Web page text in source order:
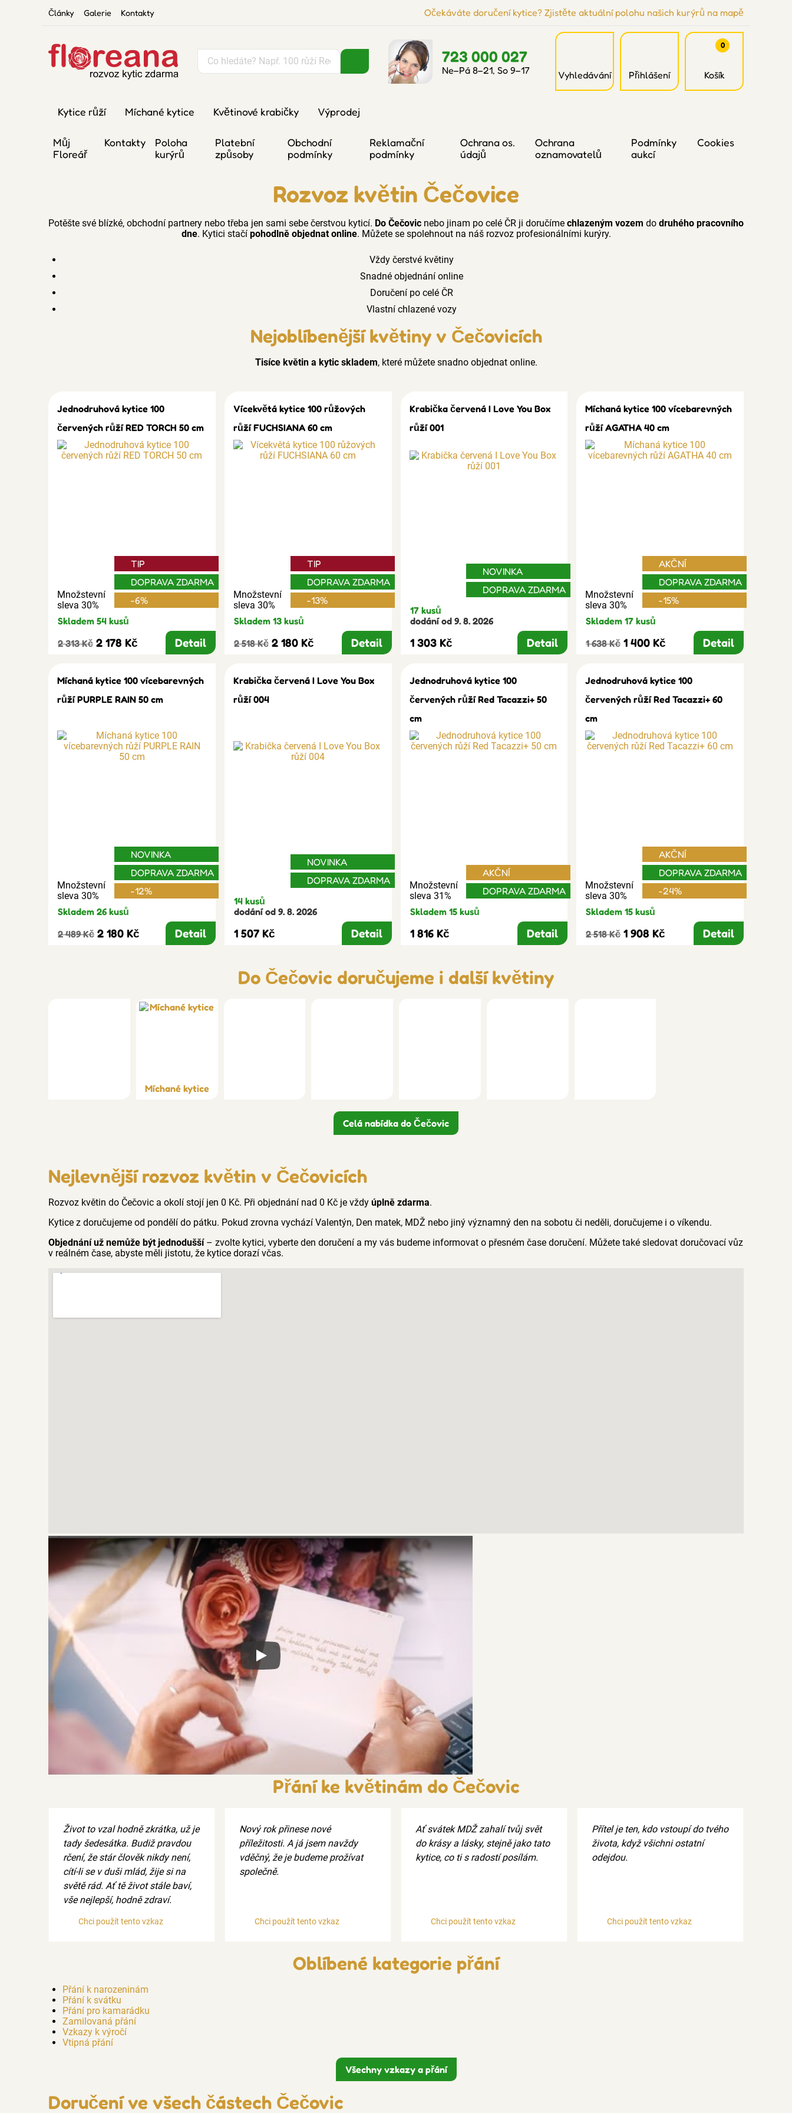
Články Galerie Kontakty Očekáváte doručení kytice? Zjistěte aktuální polohu našich kurýrů na mapě
723 000 027
Ne–Pá 8–21, So 9–17 Vyhledávání Přihlášení
0
Košík
Kytice růží Míchané kytice Květinové krabičky Výprodej
Můj
Floreář
Kontakty
Poloha
kurýrů
Platební
způsoby
Obchodní
podmínky
Reklamační
podmínky
Ochrana os.
údajů
Ochrana
oznamovatelů
Podmínky
aukcí
Cookies
Rozvoz květin Čečovice
Potěšte své blízké, obchodní partnery nebo třeba jen sami sebe čerstvou kyticí. Do Čečovic nebo jinam po celé ČR ji doručíme chlazeným vozem do druhého pracovního
dne. Kytici stačí pohodlně objednat online. Můžete se spolehnout na náš rozvoz profesionálními kurýry.
Vždy čerstvé květiny
Snadné objednání online
Doručení po celé ČR
Vlastní chlazené vozy
Nejoblíbenější květiny v Čečovicích
Tisíce květin a kytic skladem, které můžete snadno objednat online.
Jednodruhová kytice 100
červených růží RED TORCH 50 cm
Množstevní
sleva 30%
TIP
DOPRAVA ZDARMA
-6%
Skladem 54 kusů
2 313 Kč 2 178 Kč Detail
Vícekvětá kytice 100 růžových
růží FUCHSIANA 60 cm
Množstevní
sleva 30%
TIP
DOPRAVA ZDARMA
-13%
Skladem 13 kusů
2 518 Kč 2 180 Kč Detail
Krabička červená I Love You Box
růží 001
NOVINKA
DOPRAVA ZDARMA
17 kusů
dodání od 9. 8. 2026
1 303 Kč Detail
Míchaná kytice 100 vícebarevných
růží AGATHA 40 cm
Množstevní
sleva 30%
AKČNÍ
DOPRAVA ZDARMA
-15%
Skladem 17 kusů
1 638 Kč 1 400 Kč Detail
Míchaná kytice 100 vícebarevných
růží PURPLE RAIN 50 cm
Množstevní
sleva 30%
NOVINKA
DOPRAVA ZDARMA
-12%
Skladem 26 kusů
2 489 Kč 2 180 Kč Detail
Krabička červená I Love You Box
růží 004
NOVINKA
DOPRAVA ZDARMA
14 kusů
dodání od 9. 8. 2026
1 507 Kč Detail
Jednodruhová kytice 100
červených růží Red Tacazzi+ 50
cm
Množstevní
sleva 31%
AKČNÍ
DOPRAVA ZDARMA
Skladem 15 kusů
1 816 Kč Detail
Jednodruhová kytice 100
červených růží Red Tacazzi+ 60
cm
Množstevní
sleva 30%
AKČNÍ
DOPRAVA ZDARMA
-24%
Skladem 15 kusů
2 518 Kč 1 908 Kč Detail
Do Čečovic doručujeme i další květiny
Míchané kytice
Celá nabídka do Čečovic
Nejlevnější rozvoz květin v Čečovicích
Rozvoz květin do Čečovic a okolí stojí jen 0 Kč. Při objednání nad 0 Kč je vždy úplně zdarma.
Kytice z doručujeme od pondělí do pátku. Pokud zrovna vychází Valentýn, Den matek, MDŽ nebo jiný významný den na sobotu či neděli, doručujeme i o víkendu.
Objednání už nemůže být jednodušší– zvolte kytici, vyberte den doručení a my vás budeme informovat o přesném čase doručení. Můžete také sledovat doručovací vůz
v reálném čase, abyste měli jistotu, že kytice dorazí včas.
Xxx
Přání ke květinám do Čečovic
Život to vzal hodně zkrátka, už je
tady šedesátka. Budiž pravdou
rčení, že stár člověk nikdy není,
cítí-li se v duši mlád, žije si na
světě rád. Ať tě život stále baví,
vše nejlepší, hodně zdraví.
Chci použít tento vzkaz
Nový rok přinese nové
příležitosti. A já jsem navždy
vděčný, že je budeme prožívat
společně.
Chci použít tento vzkaz
Ať svátek MDŽ zahalí tvůj svět
do krásy a lásky, stejně jako tato
kytice, co ti s radostí posílám.
Chci použít tento vzkaz
Přítel je ten, kdo vstoupí do tvého
života, když všichni ostatní
odejdou.
Chci použít tento vzkaz
Oblíbené kategorie přání
Přání k narozeninám
Přání k svátku
Přání pro kamarádku
Zamilovaná přání
Vzkazy k výročí
Vtipná přání
Všechny vzkazy a přání
Doručení ve všech částech Čečovic